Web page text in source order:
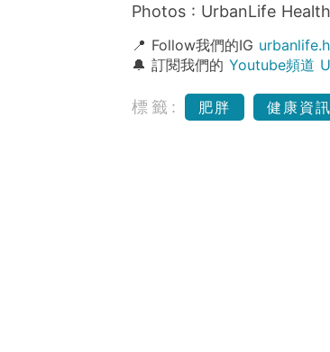
Photos : UrbanLife
📍 Follow我們的IG
🔔 訂閱我們的 Youtube頻道
標籤: 肥胖 健康資訊